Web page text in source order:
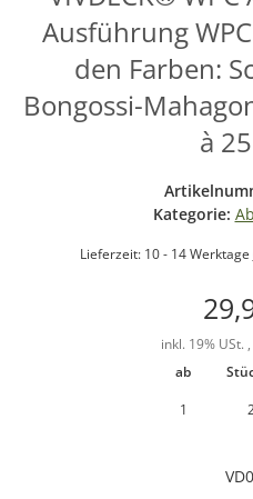
Ausführung
den Farben:
Bongossi-
à
Kategorie:
Lieferzeit: 10 - 14 Werktage
inkl. 19% USt.
ab
1